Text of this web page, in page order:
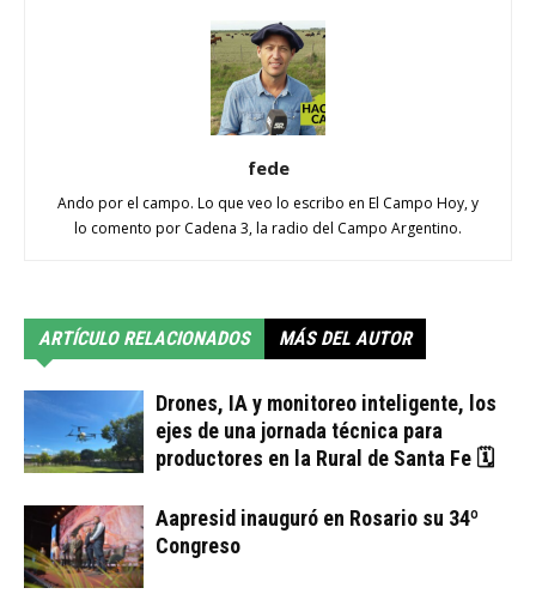
fede
Ando por el campo. Lo que veo lo escribo en El Campo Hoy, y
lo comento por Cadena 3, la radio del Campo Argentino.
ARTÍCULO RELACIONADOS MÁS DEL AUTOR
Drones, IA y monitoreo inteligente, los
ejes de una jornada técnica para
productores en la Rural de Santa Fe 🗓
Aapresid inauguró en Rosario su 34º
Congreso